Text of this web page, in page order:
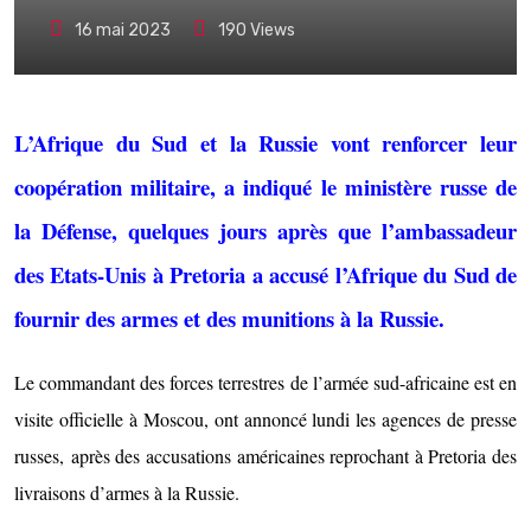
16 mai 2023 190 Views
L’Afrique du Sud et la Russie vont renforcer leur
coopération militaire, a indiqué le ministère russe de
la Défense, quelques jours après que l’ambassadeur
des Etats-Unis à Pretoria a accusé l’Afrique du Sud de
fournir des armes et des munitions à la Russie.
Le commandant des forces terrestres de l’armée sud-africaine est en
visite officielle à Moscou, ont annoncé lundi les agences de presse
russes, après des accusations américaines reprochant à Pretoria des
livraisons d’armes à la Russie.